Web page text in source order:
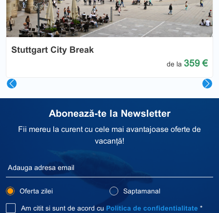
Stuttgart City Break
de la 359 €
Abonează-te la Newsletter
Fii mereu la curent cu cele mai avantajoase oferte de
vacanță!
Oferta zilei Saptamanal
Am citit si sunt de acord cu Politica de confidentialitate *